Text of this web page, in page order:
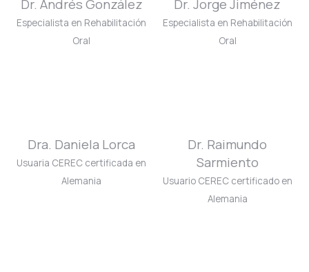
Dr. Andrés González
Especialista en Rehabilitación
Oral
Dr. Jorge Jiménez
Especialista en Rehabilitación
Oral
Dra. Daniela Lorca
Usuaria CEREC certificada en
Alemania
Dr. Raimundo
Sarmiento
Usuario CEREC certificado en
Alemania